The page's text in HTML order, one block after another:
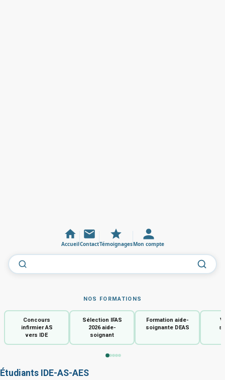
AccueilContactTémoignagesMon compte
NOS FORMATIONS
Concours
infirmier AS
vers IDE
Sélection IFAS
2026 aide-
soignant
Formation aide-
soignante DEAS
Étudiants IDE-AS-AES